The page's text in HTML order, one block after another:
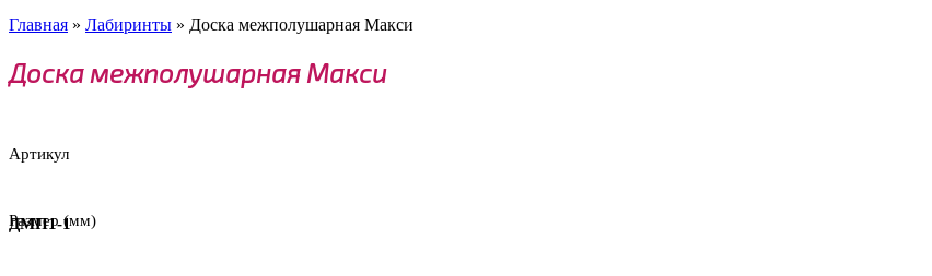
Главная » Лабиринты » Доска межполушарная Макси
Доска межполушарная Макси
Артикул
ДМП1-1
Размер (мм)